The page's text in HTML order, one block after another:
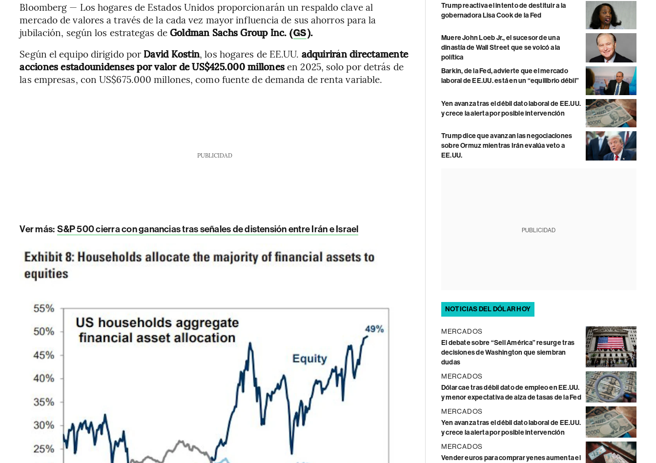
Bloomberg — Los hogares de Estados Unidos proporcionarán un respaldo clave al
mercado de valores a través de la cada vez mayor influencia de sus ahorros para la
jubilación, según los estrategas deGoldman Sachs Group Inc. (GS).
Según el equipo dirigido por David Kostin, los hogares de EE.UU. adquirirán directamente
acciones estadounidenses por valor de US$425.000 millonesen 2025, solo por detrás de
las empresas, con US$675.000 millones, como fuente de demanda de renta variable.
PUBLICIDAD
Ver más: S&P 500 cierra con ganancias tras señales de distensión entre Irán e Israel
Trump reactiva el intento de destituir a la
gobernadora Lisa Cook de la Fed
Muere John Loeb Jr., el sucesor de una
dinastía de Wall Street que se volcó a la
política
Barkin, de la Fed, advierte que el mercado
laboral de EE.UU. está en un “equilibrio débil”
Yen avanza tras el débil dato laboral de EE.UU.
y crece la alerta por posible intervención
Trump dice que avanzan las negociaciones
sobre Ormuz mientras Irán evalúa veto a
EE.UU.
PUBLICIDAD
NOTICIAS DEL DÓLAR HOY
MERCADOS
El debate sobre “Sell América” resurge tras
decisiones de Washington que siembran
dudas
MERCADOS
Dólar cae tras débil dato de empleo en EE.UU.
y menor expectativa de alza de tasas de la Fed
MERCADOS
Yen avanza tras el débil dato laboral de EE.UU.
y crece la alerta por posible intervención
MERCADOS
Vender euros para comprar yenes aumenta el